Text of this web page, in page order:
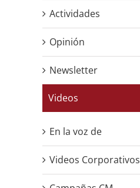
Actividades
Opinión
Newsletter
Videos
En la voz de
Videos Corporativos